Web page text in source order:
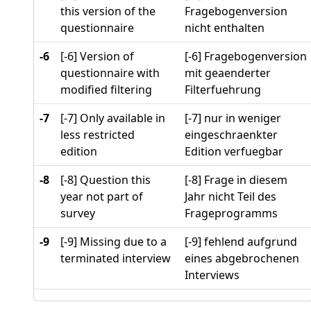
this version of the
questionnaire
Fragebogenversion
nicht enthalten
-6
[-6] Version of
questionnaire with
modified filtering
[-6] Fragebogenversion
mit geaenderter
Filterfuehrung
-7
[-7] Only available in
less restricted
edition
[-7] nur in weniger
eingeschraenkter
Edition verfuegbar
-8
[-8] Question this
year not part of
survey
[-8] Frage in diesem
Jahr nicht Teil des
Frageprogramms
-9
[-9] Missing due to a
terminated interview
[-9] fehlend aufgrund
eines abgebrochenen
Interviews